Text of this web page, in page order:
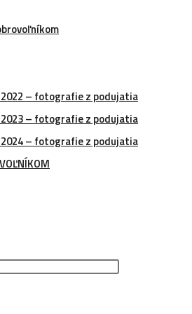
2022 – fotografie z podujatia
2023 – fotografie z podujatia
2024 – fotografie z podujatia